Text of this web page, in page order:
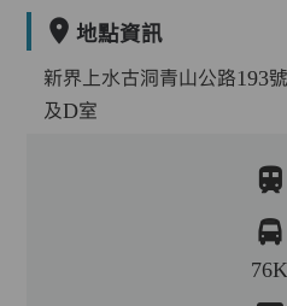
地點資訊
新界上水古洞青山公路193
及D室
76K